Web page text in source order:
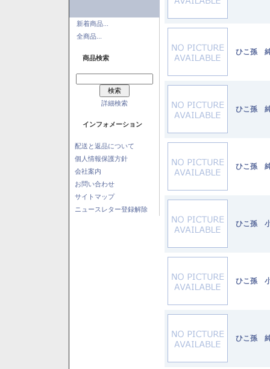
新着商品...
全商品...
商品検索
詳細検索
インフォメーション
配送と返品について
個人情報保護方針
会社案内
お問い合わせ
サイトマップ
ニュースレター登録解除
ひこ孫
ひこ孫
ひこ孫
ひこ孫
ひこ孫
ひこ孫